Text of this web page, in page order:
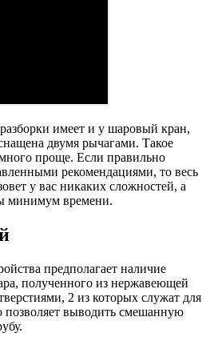
имеет и у шаровый кран,
двумя рычагами. Такое
проще. Если правильно
рекомендациями, то весь
у вас никаких сложностей, а
минимум времени.
предполагает наличие
полученного из нержавеющей
2 из которых служат для
позволяет выводить смешанную